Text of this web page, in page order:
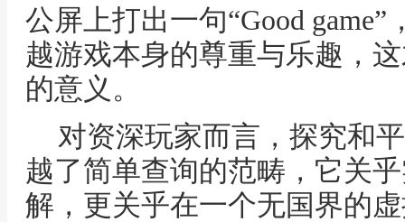
公屏上打出一句“Good
越游戏本身的尊重与乐趣，
的意义。
对资深玩家而言，探究和
越了简单查询的范畴，它关
解，更关乎在一个无国界的